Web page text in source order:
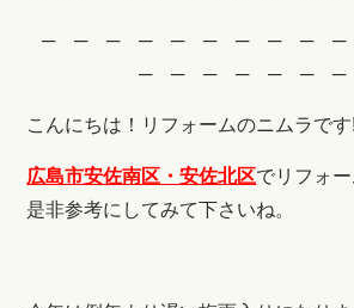
─ ─ ─ ─ ─ ─ ─ ─ ─
─ ─ ─ ─ ─ ─
こんにちは！リフォームのニムラで
広島市安佐南区・安佐北区でリフォ
是非参考にしてみて下さいね。